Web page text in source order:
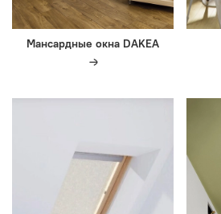
Мансардные окна DAKEA